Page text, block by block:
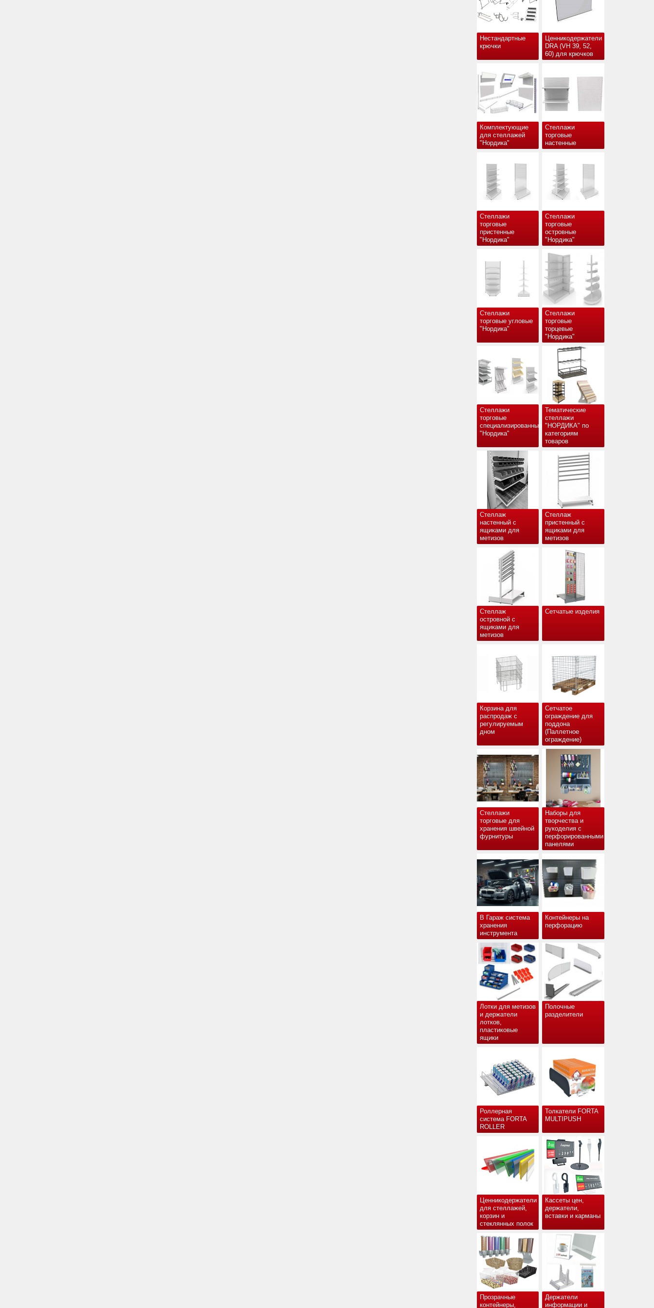
Нестандартные
крючки
Ценникодержатели
DRA (VH 39, 52,
60) для крючков
Комплектующие
для стеллажей
"Нордика"
Стеллажи
торговые
настенные
Стеллажи
торговые
пристенные
"Нордика"
Стеллажи
торговые
островные
"Нордика"
Стеллажи
торговые угловые
"Нордика"
Стеллажи
торговые
торцевые
"Нордика"
Стеллажи
торговые
специализированные
"Нордика"
Тематические
стеллажи
"НОРДИКА" по
категориям
товаров
Стеллаж
настенный с
ящиками для
метизов
Стеллаж
пристенный с
ящиками для
метизов
Стеллаж
островной с
ящиками для
метизов
Сетчатые изделия
Корзина для
распродаж с
регулируемым
дном
Сетчатое
ограждение для
поддона
(Паллетное
ограждение)
Стеллажи
торговые для
хранения швейной
фурнитуры
Наборы для
творчества и
рукоделия с
перфорированными
панелями
В Гараж система
хранения
инструмента
Контейнеры на
перфорацию
Лотки для метизов
и держатели
лотков,
пластиковые
ящики
Полочные
разделители
Роллерная
система FORTA
ROLLER
Толкатели FORTA
MULTIPUSH
Ценникодержатели
для стеллажей,
корзин и
стеклянных полок
Кассеты цен,
держатели,
вставки и карманы
Прозрачные
контейнеры,
Держатели
информации и